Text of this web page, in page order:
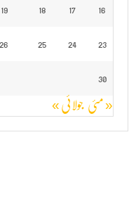
16
17
18
19
23
24
25
26
30
« مئی جولائی »